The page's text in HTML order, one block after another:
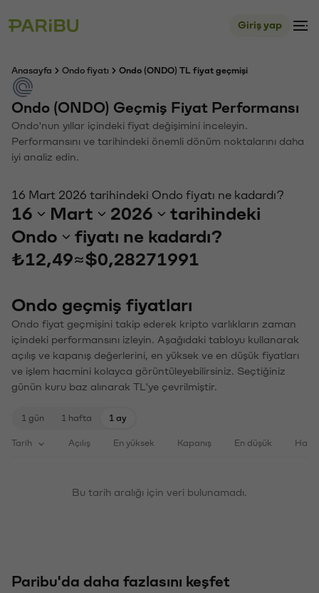
Giriş yap
Anasayfa Ondo fiyatı Ondo (ONDO) TL fiyat geçmişi
Ondo (ONDO) Geçmiş Fiyat Performansı
Ondo'nun yıllar içindeki fiyat değişimini inceleyin.
Performansını ve tarihindeki önemli dönüm noktalarını daha
iyi analiz edin.
16 Mart 2026 tarihindeki Ondo fiyatı ne kadardı?
16 Mart 2026
tarihindeki
Ondo
fiyatı ne kadardı?
₺12,49≈$0,28271991
Ondo geçmiş fiyatları
Ondo fiyat geçmişini takip ederek kripto varlıkların zaman
içindeki performansını izleyin. Aşağıdaki tabloyu kullanarak
açılış ve kapanış değerlerini, en yüksek ve en düşük fiyatları
ve işlem hacmini kolayca görüntüleyebilirsiniz. Seçtiğiniz
günün kuru baz alınarak TL'ye çevrilmiştir.
1 gün 1 hafta 1 ay
Tarih Açılış En yüksek Kapanış En düşük
Bu tarih aralığı için veri bulunamadı.
Paribu'da daha fazlasını keşfet